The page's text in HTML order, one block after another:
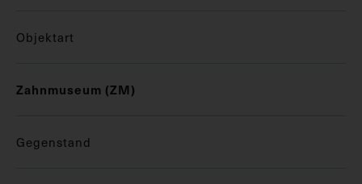
Objektart
Zahnmuseum (ZM)
Gegenstand